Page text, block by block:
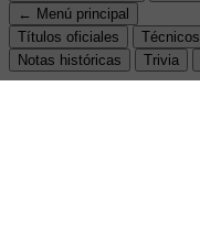
← Menú principal
Títulos oficiales
Técnicos
Notas históricas
Trivia